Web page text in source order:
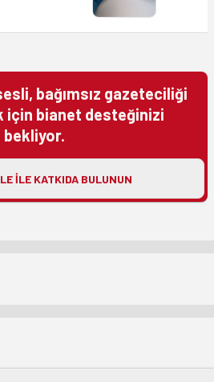
bağımsız gazeteciliği
için bianet desteğinizi
bekliyor.
ILE KATKIDA BULUNUN